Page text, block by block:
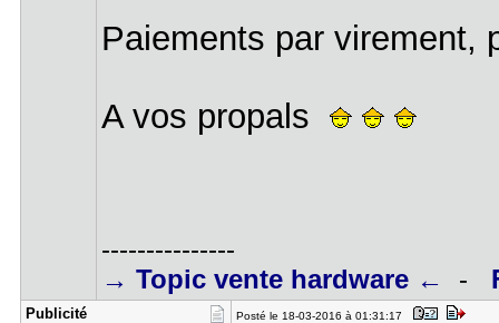
Paiements par virement,
A vos propals
---------------
→ Topic vente hardware ←
-
Publicité Posté le 18-03-2016 à 01:31:17